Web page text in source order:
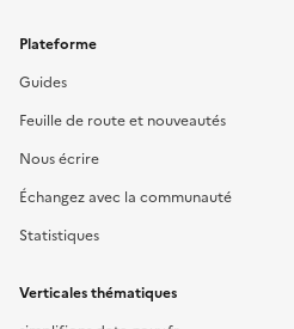
Plateforme
Guides
Feuille de route et nouveautés
Nous écrire
Échangez avec la communauté
Statistiques
Verticales thématiques